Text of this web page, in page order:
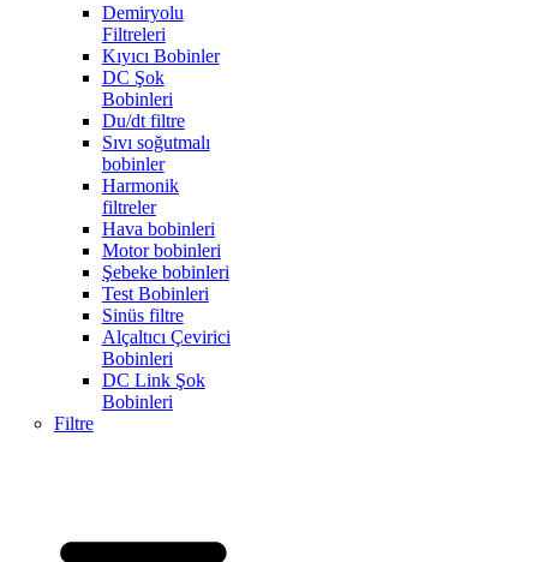
Demiryolu
Filtreleri
Kıyıcı Bobinler
DC Şok
Bobinleri
Du/dt filtre
Sıvı soğutmalı
bobinler
Harmonik
filtreler
Hava bobinleri
Motor bobinleri
Şebeke bobinleri
Test Bobinleri
Sinüs filtre
Alçaltıcı Çevirici
Bobinleri
DC Link Şok
Bobinleri
Filtre